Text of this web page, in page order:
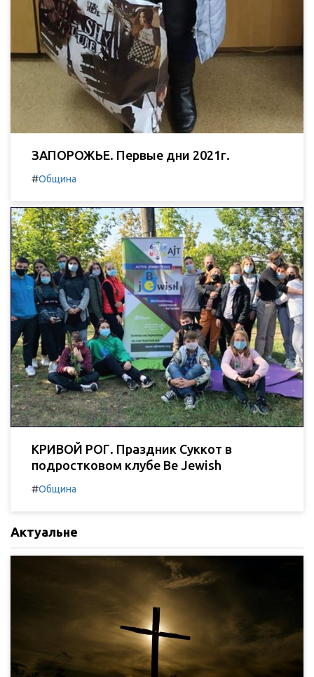
ЗАПОРОЖЬЕ. Первые дни 2021г.
#Община
КРИВОЙ РОГ. Праздник Суккот в
подростковом клубе Be Jewish
#Община
Актуальне